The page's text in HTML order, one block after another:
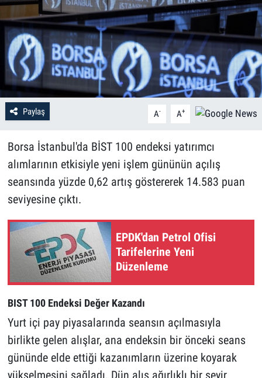
Paylaş A- A+
Borsa İstanbul'da BİST 100 endeksi yatırımcı
alımlarının etkisiyle yeni işlem gününün açılış
seansında yüzde 0,62 artış göstererek 14.583 puan
seviyesine çıktı.
EPDK'dan Petrol Ofisi
Tarifelerine Yeni
Düzenleme
BIST 100 Endeksi Değer Kazandı
Yurt içi pay piyasalarında seansın açılmasıyla
birlikte gelen alışlar, ana endeksin bir önceki seans
gününde elde ettiği kazanımların üzerine koyarak
yükselmesini sağladı. Dün alış ağırlıklı bir seyir